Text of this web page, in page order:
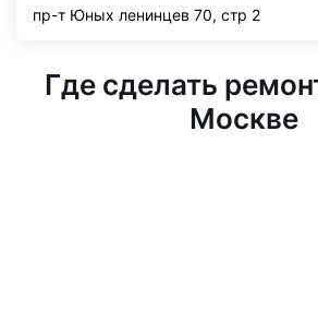
пр-т Юных ленинцев 70, стр 2
Где сделать
Москве